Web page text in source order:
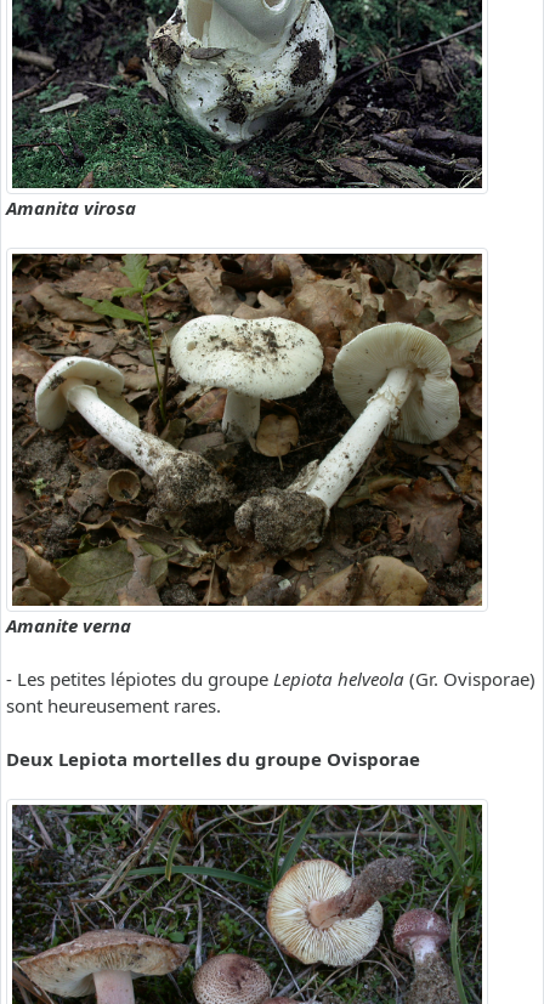
Amanita virosa
Amanite verna
- Les petites lépiotes du groupe Lepiota helveola (Gr. Ovisporae)
sont heureusement rares.
Deux Lepiota mortelles du groupe Ovisporae